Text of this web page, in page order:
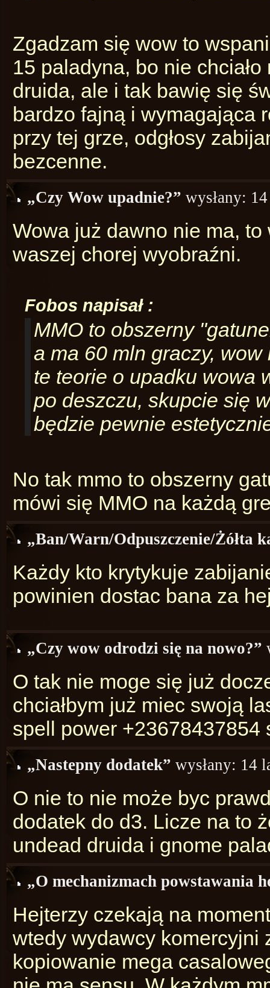
Zgadzam się wow to
15 paladyna, bo nie
druida, ale i tak bawię się
bardzo fajną i wymagająca
przy tej grze, odgłosy
bezcenne.
„Czy Wow upadnie?” wysłany:
Wowa już dawno nie ma,
waszej chorej wyobraźni.
Fobos napisał :
MMO to obszerny
a ma 60 mln graczy, wow
te teorie o upadku wowa
po deszczu, skupcie się
będzie pewnie
No tak mmo to obszerny
mówi się MMO na każdą
„Ban/Warn/Odpuszczenie/Żółta
Każdy kto krytykuje
powinien dostac bana za
„Czy wow odrodzi się na nowo?”
O tak nie moge się już
chciałbym już miec swoją
spell power +23678437854
„Nastepny dodatek” wysłany: 14
O nie to nie może byc
dodatek do d3. Licze na to
undead druida i gnome
„O mechanizmach powstawania
Hejterzy czekają na
wtedy wydawcy komercyjni
kopiowanie mega